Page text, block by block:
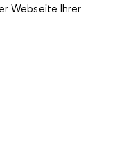
Webseite Ihrer